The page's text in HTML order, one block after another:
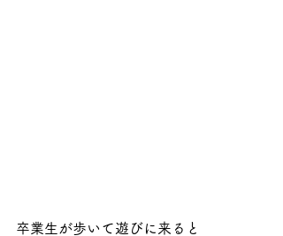
卒業生が歩いて遊びに来ると